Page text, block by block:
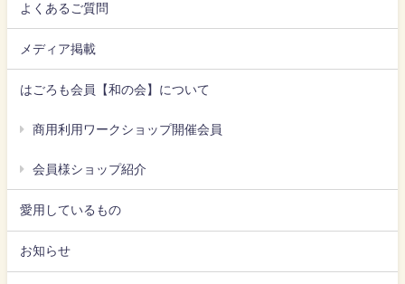
よくあるご質問
メディア掲載
はごろも会員【和の会】について
商用利用ワークショップ開催会員
会員様ショップ紹介
愛用しているもの
お知らせ